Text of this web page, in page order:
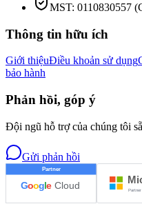
MST: 0110830557
Thông tin hữu ích
Giới thiệuĐiều khoản sử dụng
bảo hành
Phản hồi, góp ý
Đội ngũ hỗ trợ của chúng tôi
Gửi phản hồi